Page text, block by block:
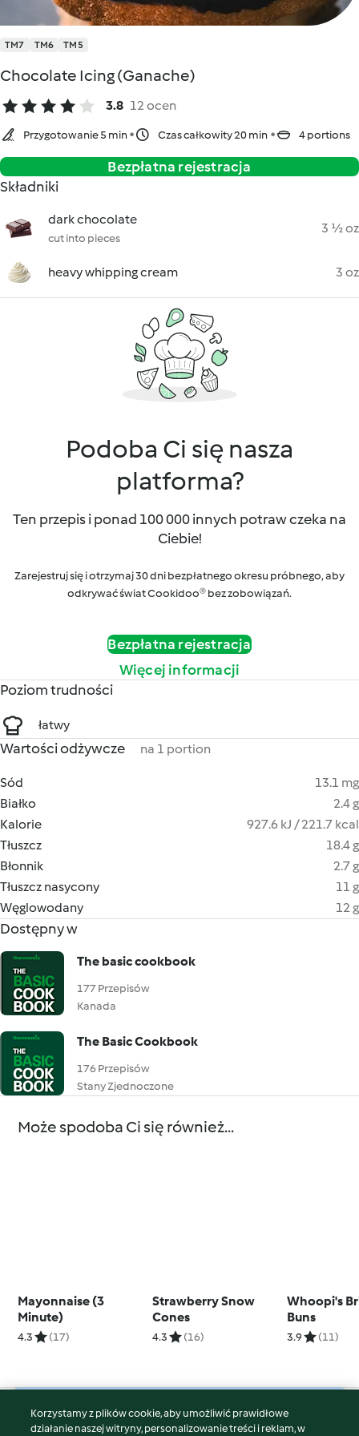
TM7 TM6 TM5
Chocolate Icing (Ganache)
3.8 12 ocen
Przygotowanie 5 min Czas całkowity 20 min 4 portions
Bezpłatna rejestracja
Składniki
dark chocolate
cut into pieces
3 ½ oz
heavy whipping cream 3 oz
Podoba Ci się nasza
platforma?
Ten przepis i ponad 100 000 innych potraw czeka na
Ciebie!
Zarejestruj się i otrzymaj 30 dni bezpłatnego okresu próbnego, aby
odkrywać świat Cookidoo® bez zobowiązań.
Bezpłatna rejestracja
Więcej informacji
Poziom trudności
łatwy
Wartości odżywcze na 1 portion
Sód
13.1 mg
Białko
2.4 g
Kalorie
927.6 kJ / 221.7 kcal
Tłuszcz
18.4 g
Błonnik
2.7 g
Tłuszcz nasycony
11 g
Węglowodany
12 g
Dostępny w
The basic cookbook
177 Przepisów
Kanada
The Basic Cookbook
176 Przepisów
Stany Zjednoczone
Może spodoba Ci się również...
Mayonnaise (3
Minute)
4.3 (17)
Strawberry Snow
Cones
4.3 (16)
Whoopi's
Buns
3.9 (11)
© Copyright 2026
Korzystamy z plików cookie, aby umożliwić prawidłowe
działanie naszej witryny, personalizowanie treści i reklam, w